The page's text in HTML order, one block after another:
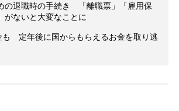
の退職時の手続き 「離職票」「雇用保
がないと大変なことに
も 定年後に国からもらえるお金を取り逃